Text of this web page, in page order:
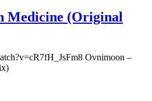
EsterimMedicine (Original
Ovnimoon –